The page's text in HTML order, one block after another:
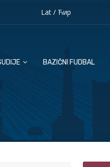
Lat/ Ћир
BAZIČNI FUDBAL